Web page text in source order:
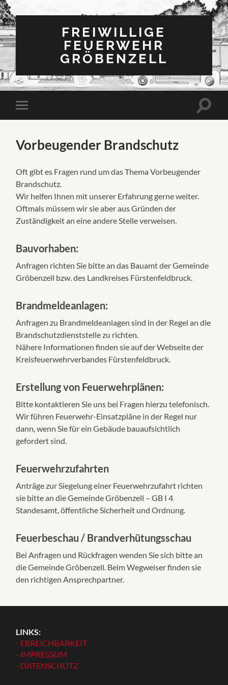
FREIWILLIGE
FEUERWEHR
GRÖBENZELL
Vorbeugender Brandschutz
Oft gibt es Fragen rund um das Thema Vorbeugender
Brandschutz.
Wir helfen Ihnen mit unserer Erfahrung gerne weiter.
Oftmals müssem wir sie aber aus Gründen der
Zuständigkeit an eine andere Stelle verweisen.
Bauvorhaben:
Anfragen richten Sie bitte an das Bauamt der Gemeinde
Gröbenzell bzw. des Landkreises Fürstenfeldbruck.
Brandmeldeanlagen:
Anfragen zu Brandmeldeanlagen sind in der Regel an die
Brandschutzdienststelle zu richten.
Nähere Informationen finden sie auf der Webseite der
Kreisfeuerwehrverbandes Fürstenfeldbruck.
Erstellung von Feuerwehrplänen:
Bitte kontaktieren Sie uns bei Fragen hierzu telefonisch.
Wir führen Feuerwehr-Einsatzpläne in der Regel nur
dann, wenn Sie für ein Gebäude bauaufsichtlich
gefordert sind.
Feuerwehrzufahrten
Anträge zur Siegelung einer Feuerwehrzufahrt richten
sie bitte an die Gemeinde Gröbenzell – GB I 4
Standesamt, öffentliche Sicherheit und Ordnung.
Feuerbeschau / Brandverhütungsschau
Bei Anfragen und Rückfragen wenden Sie sich bitte an
die Gemeinde Gröbenzell. Beim Wegweiser finden sie
den richtigen Ansprechpartner.
LINKS:
- ERREICHBARKEIT
- IMPRESSUM
- DATENSCHUTZ